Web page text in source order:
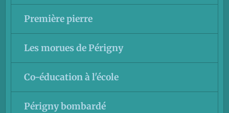
Première pierre
Les morues de Périgny
Co-éducation à l'école
Périgny bombardé